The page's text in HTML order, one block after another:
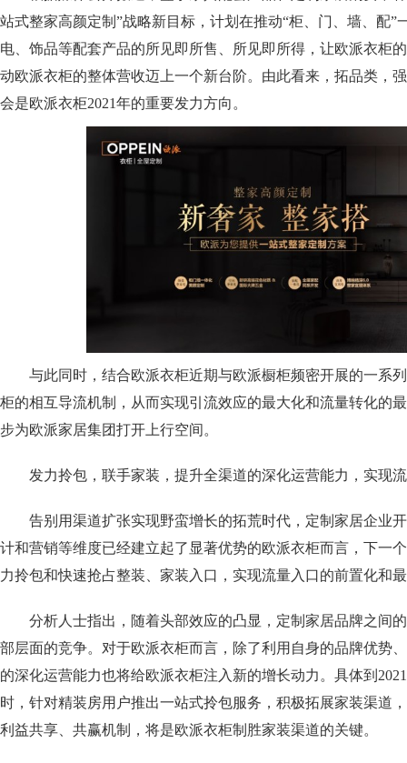
站式整家高颜定制”战略新目标，计划在推动“柜、门、墙、配
电、饰品等配套产品的所见即所售、所见即所得，让欧派衣柜
动欧派衣柜的整体营收迈上一个新台阶。由此看来，拓品类，
会是欧派衣柜2021年的重要发力方向。
与此同时，结合欧派衣柜近期与欧派橱柜频密开展的一系列
柜的相互导流机制，从而实现引流效应的最大化和流量转化的
步为欧派家居集团打开上行空间。
发力拎包，联手家装，提升全渠道的深化运营能力，实现
告别用渠道扩张实现野蛮增长的拓荒时代，定制家居企业
计和营销等维度已经建立起了显著优势的欧派衣柜而言，下一
力拎包和快速抢占整装、家装入口，实现流量入口的前置化和
分析人士指出，随着头部效应的凸显，定制家居品牌之间
部层面的竞争。对于欧派衣柜而言，除了利用自身的品牌优势
的深化运营能力也将给欧派衣柜注入新的增长动力。具体到
时，针对精装房用户推出一站式拎包服务，积极拓展家装渠道
利益共享、共赢机制，将是欧派衣柜制胜家装渠道的关键。